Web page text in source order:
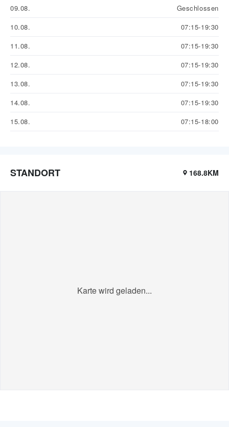
09.08.
Geschlossen
10.08.
07:15-19:30
11.08.
07:15-19:30
12.08.
07:15-19:30
13.08.
07:15-19:30
14.08.
07:15-19:30
15.08.
07:15-18:00
STANDORT 168.8KM
Karte wird geladen...